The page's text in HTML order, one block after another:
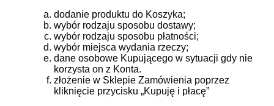
dodanie produktu do Koszyka;
wybór rodzaju sposobu dostawy;
wybór rodzaju sposobu płatności;
wybór miejsca wydania rzeczy;
dane osobowe Kupującego w sytuacji gdy nie
korzysta on z Konta.
złożenie w Sklepie Zamówienia poprzez
kliknięcie przycisku „Kupuję i płacę”